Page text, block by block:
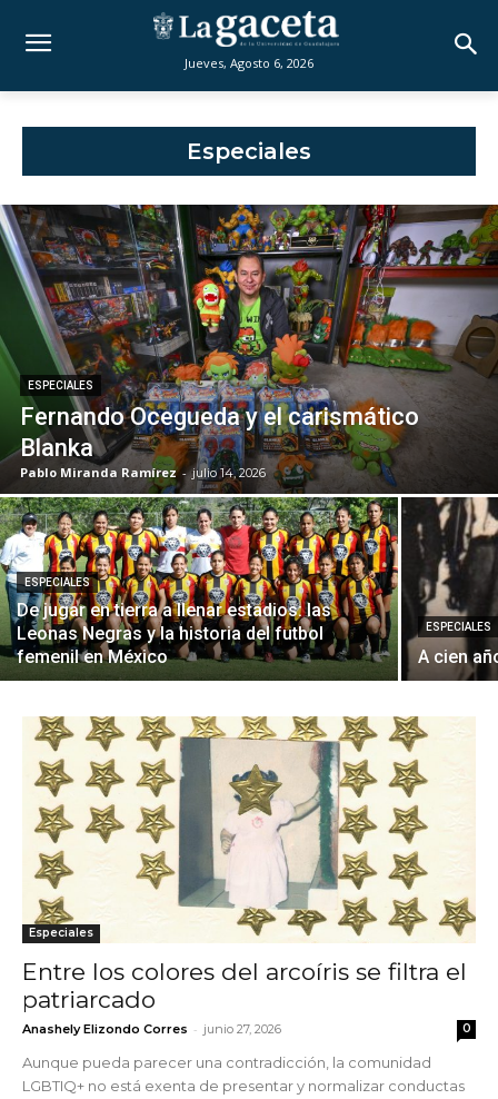
Jueves, Agosto 6, 2026
Especiales
ESPECIALES
Fernando Ocegueda y el carismático
Blanka
Pablo Miranda Ramírez - julio 14, 2026
ESPECIALES
De jugar en tierra a llenar estadios: las
Leonas Negras y la historia del futbol
femenil en México
ESPECIALES
A cien
Especiales
Entre los colores del arcoíris se filtra el
patriarcado
Anashely Elizondo Corres - junio 27, 2026 0
Aunque pueda parecer una contradicción, la comunidad
LGBTIQ+ no está exenta de presentar y normalizar conductas